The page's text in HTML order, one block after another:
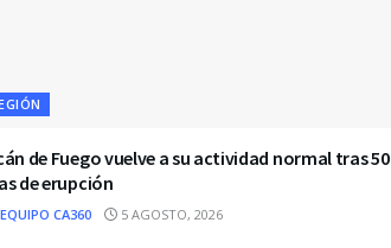
de Fuego vuelve a su actividad normal tras 50
de erupción
EQUIPO CA360 5 AGOSTO, 2026